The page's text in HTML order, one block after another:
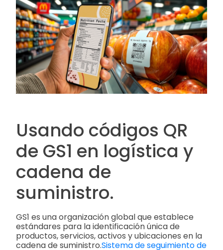
Usando códigos QR
de GS1 en logística y
cadena de
suministro.
GS1 es una organización global que establece
estándares para la identificación única de
productos, servicios, activos y ubicaciones en la
cadena de suministro.Sistema de seguimiento de